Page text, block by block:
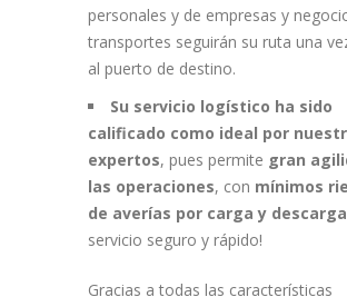
personales y de empresas y
transportes seguirán su ruta una
al puerto de destino.
Su servicio logístico ha sido
calificado como ideal por
expertos, pues permite gran
las operaciones, con mínimos
de averías por carga y descarga
servicio seguro y rápido!
Gracias a todas las características